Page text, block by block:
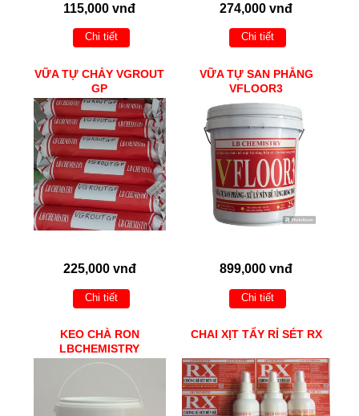
115,000 vnđ
Chi tiết
274,000 vnđ
Chi tiết
VỮA TỰ CHẢY VGROUT
GP
225,000 vnđ
Chi tiết
VỮA TỰ SAN PHẲNG
VFLOOR3
899,000 vnđ
Chi tiết
KEO CHÀ RON
LBCHEMISTRY
CHAI XỊT TẨY RỈ SÉT RX